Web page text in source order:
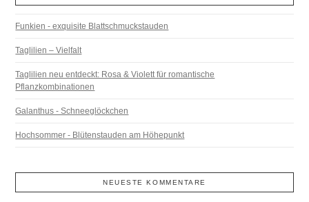
Funkien - exquisite Blattschmuckstauden
Taglilien – Vielfalt
Taglilien neu entdeckt: Rosa & Violett für romantische
Pflanzkombinationen
Galanthus - Schneeglöckchen
Hochsommer - Blütenstauden am Höhepunkt
NEUESTE KOMMENTARE